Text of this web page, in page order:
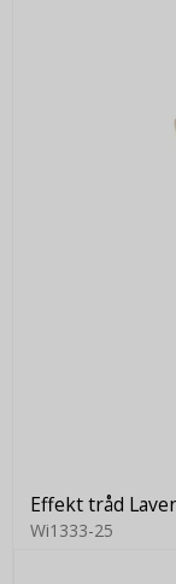
Effekt tråd
Wi1333-25